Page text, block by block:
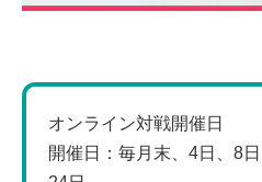
オンライン対戦開催日
開催日：毎月末、4日、8